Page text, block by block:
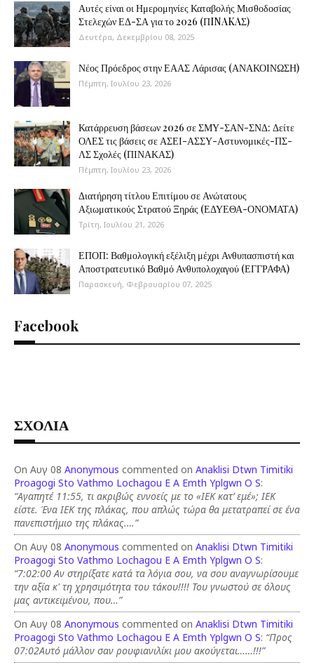
Αυτές είναι οι Ημερομηνίες Καταβολής Μισθοδοσίας
Στελεχών ΕΔ-ΣΑ για το 2026 (ΠINAKAΣ)
Δευτέρα, Δεκεμβρίου 08, 2025
Νέος Πρόεδρος στην ΕΑΑΣ Λάρισας (ΑΝΑΚΟΙΝΩΣΗ)
Πέμπτη, Ιουλίου 23, 2026
Κατάρρευση βάσεων 2026 σε ΣΜΥ-ΣΑΝ-ΣΝΔ: Δείτε
ΟΛΕΣ τις βάσεις σε ΑΣΕΙ-ΑΣΣΥ-Αστυνομικές-ΠΣ-
ΛΣ Σχολές (ΠΙΝΑΚΑΣ)
Πέμπτη, Ιουλίου 23, 2026
Διατήρηση τίτλου Επιτίμου σε Ανώτατους
Αξιωματικούς Στρατού Ξηράς (ΕΔΥΕΘΑ-ΟΝΟΜΑΤΑ)
Τρίτη, Ιουλίου 21, 2026
ΕΠΟΠ: Βαθμολογική εξέλιξη μέχρι Ανθυπασπιστή και
Αποστρατευτικό Βαθμό Ανθυπολοχαγού (ΕΓΓΡΑΦΑ)
Παρασκευή, Φεβρουαρίου 07, 2025
Facebook
ΣΧΟΛΙΑ
On Αυγ 08 Anonymous commented on Anaklisi Dtwn Timitiki
Proagogi Sto Vathmo Lochagou E A Emth Yplgwn O S:
“Αγαπητέ 11:55, τι ακριβώς εννοείς με το «ΙΕΚ κατ’ εμέ»; ΙΕΚ
είστε. Ένα ΙΕΚ της πλάκας, που απλώς τώρα θα μετατραπεί σε ένα
πανεπιστήμιο της πλάκας.…”
On Αυγ 08 Anonymous commented on Anaklisi Dtwn Timitiki
Proagogi Sto Vathmo Lochagou E A Emth Yplgwn O S:
“7:02:00 Αν στηρίξατε κατά τα λόγια σου, να σου αναγνωρίσουμε
την αξία κ' τη χρησιμότητα του τάκου!!!! Του γνωστού σε όλους
μας αντικειμένου, που…”
On Αυγ 08 Anonymous commented on Anaklisi Dtwn Timitiki
Proagogi Sto Vathmo Lochagou E A Emth Yplgwn O S: “Προς
07:02Αυτό μάλλον σαν ρουφιανιλίκι μου ακούγεται……!!!”